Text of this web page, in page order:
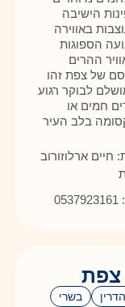
הישיבה
באווירה
הספוגות
ההרים
של צפת זהו
לבוקר רגוע
חמים או
בלב העיר
חיים ארלוזורוב
צפת
בשרי